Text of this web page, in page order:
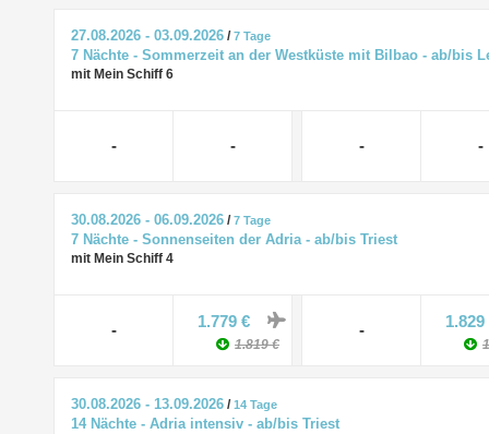
27.08.2026 - 03.09.2026 /7 Tage
7 Nächte - Sommerzeit an der Westküste mit Bilbao - ab/bis
mit Mein Schiff 6
- - - -
30.08.2026 - 06.09.2026 /7 Tage
7 Nächte - Sonnenseiten der Adria - ab/bis Triest
mit Mein Schiff 4
- 1.779 €
1.819 €
- 1.829
30.08.2026 - 13.09.2026 /14 Tage
14 Nächte - Adria intensiv - ab/bis Triest